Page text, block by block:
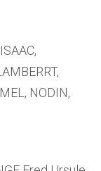
NODIN,